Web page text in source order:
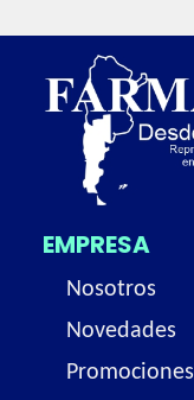
EMPRESA
Nosotros
Novedades
Promociones